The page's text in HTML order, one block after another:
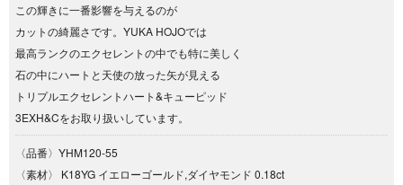
この輝きに一番影響を与えるのが
カットの綺麗さです。YUKA HOJOでは
最高ランクのエクセレントの中でも特に美しく
石の中にハートと天使の放った矢が見える
トリプルエクセレントハート&キューピッド
3EXH&Cをお取り扱いしています。
〈品番〉YHM120‐55
〈素材〉 K18YG イエローゴールド,ダイヤモンド 0.18ct